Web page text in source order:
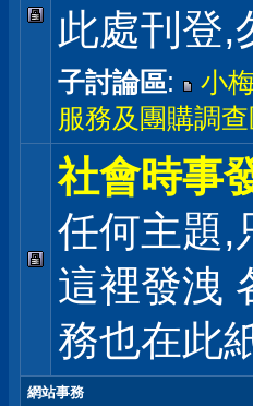
此處刊登,
子討論區: 小
服務及團購調
社會時事
任何主題,
這裡發洩
務也在此
網站事務